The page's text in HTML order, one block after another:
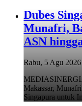
Dubes
Munafri,
ASN
Rabu, 5 Agu
Makassar,
Singapura untuk